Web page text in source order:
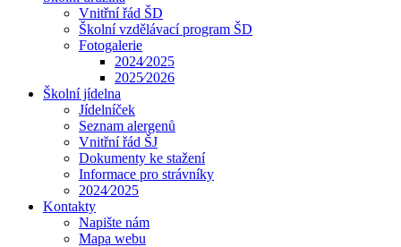
Vnitřní řád ŠD
Školní vzdělávací program ŠD
Fotogalerie
2024⁄2025
2025⁄2026
Školní jídelna
Jídelníček
Seznam alergenů
Vnitřní řád ŠJ
Dokumenty ke stažení
Informace pro strávníky
2024⁄2025
Kontakty
Napište nám
Mapa webu